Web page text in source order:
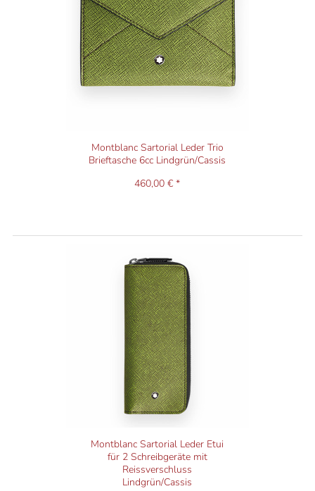
Montblanc Sartorial Leder Trio
Brieftasche 6cc Lindgrün/Cassis
460,00 € *
Montblanc Sartorial Leder Etui
für 2 Schreibgeräte mit
Reissverschluss
Lindgrün/Cassis